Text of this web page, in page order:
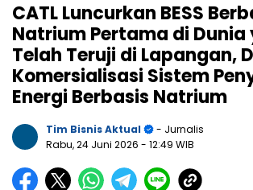
CATL Luncurkan BESS
Natrium Pertama di Dunia
Telah Teruji di Lapangan,
Komersialisasi Sistem
Energi Berbasis Natrium
Tim Bisnis Aktual
- Jurnalis
Rabu, 24 Juni 2026 - 12:49 WIB